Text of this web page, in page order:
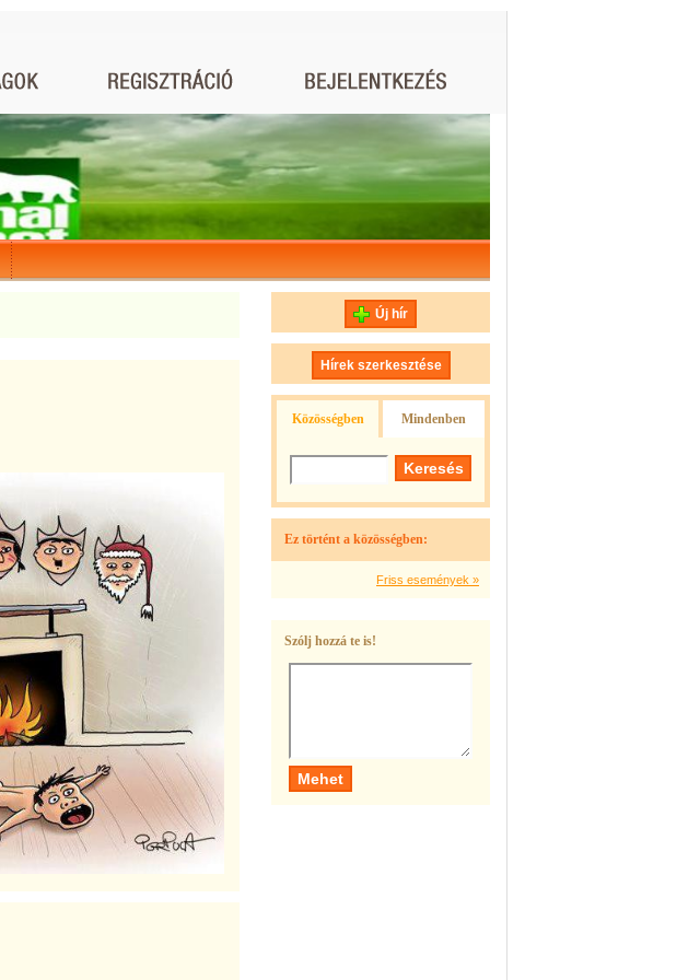
Új hír
Hírek szerkesztése
Közösségben Mindenben
Ez történt a közösségben:
Friss események »
Szólj hozzá te is!